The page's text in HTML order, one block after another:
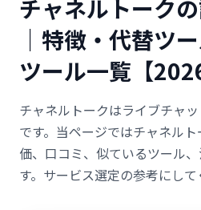
チャネルトーク
｜特徴・代替ツ
ツール一覧【
チャネルトークはライブチャ
です。当ページではチャネル
価、口コミ、似ているツール
す。サービス選定の参考にして